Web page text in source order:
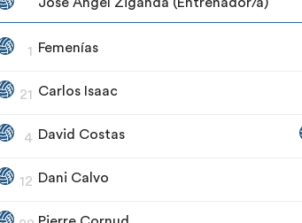
1 Femenías
21 Carlos Isaac
4 David Costas
12 Dani Calvo